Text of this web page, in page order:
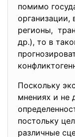
помимо
организации,
регионы,
др.), то в
Поскольку
мнениях и не
постольку
различные